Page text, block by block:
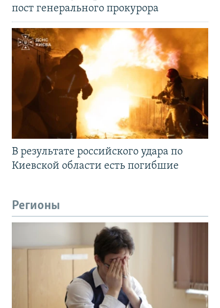
пост генерального прокурора
В результате российского удара по
Киевской области есть погибшие
Регионы